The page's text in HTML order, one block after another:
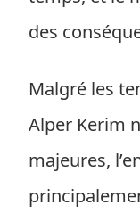
des
Malgré les
Alper Kerim
majeures,